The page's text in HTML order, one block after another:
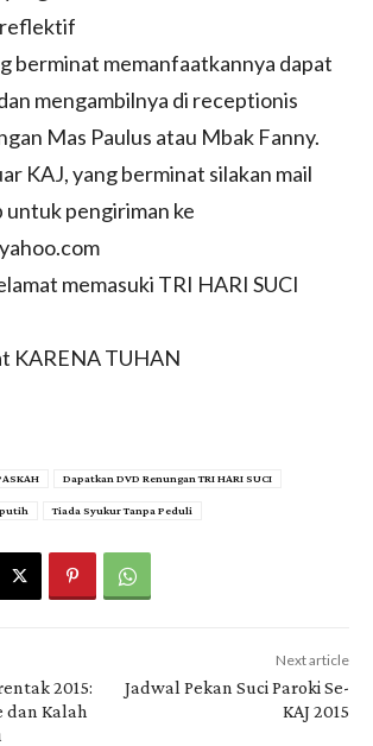
reflektif
berminat memanfaatkannya dapat
mengambilnya di receptionis
Mas Paulus atau Mbak Fanny.
KAJ, yang berminat silakan mail
untuk pengiriman ke
memasuki TRI HARI SUCI
KARENA TUHAN
Dapatkan DVD Renungan TRI HARI SUCI
Tiada Syukur Tanpa Peduli
2015:
dan Kalah
Next article
Jadwal Pekan Suci Paroki Se-
KAJ 2015